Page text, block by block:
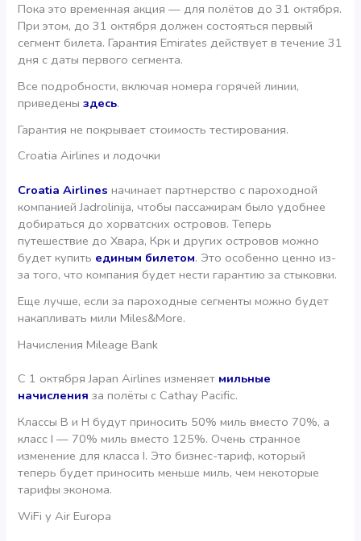
Пока это временная акция — для полётов до 31 октября.
При этом, до 31 октября должен состояться первый
сегмент билета. Гарантия Emirates действует в течение 31
дня с даты первого сегмента.
Все подробности, включая номера горячей линии,
приведеныздесь.
Гарантия не покрывает стоимость тестирования.
Croatia Airlines и лодочки
Croatia Airlines начинает партнерство с пароходной
компанией Jadrolinija, чтобы пассажирам было удобнее
добираться до хорватских островов. Теперь
путешествие до Хвара, Крк и других островов можно
будет купить единым билетом. Это особенно ценно из-
за того, что компания будет нести гарантию за стыковки.
Еще лучше, если за пароходные сегменты можно будет
накапливать мили Miles&More.
Начисления Mileage Bank
С 1 октября Japan Airlines изменяет мильные
начисления за полёты с Cathay Pacific.
Классы B и H будут приносить 50% миль вместо 70%, а
класс I — 70% миль вместо 125%. Очень странное
изменение для класса I. Это бизнес-тариф, который
теперь будет приносить меньше миль, чем некоторые
тарифы эконома.
WiFi у Air Europa